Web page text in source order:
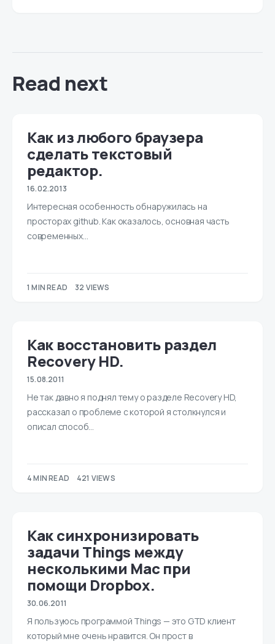
Read next
Как из любого браузера
сделать текстовый
редактор.
16.02.2013
Интересная особенность обнаружилась на
просторах github. Как оказалось, основная часть
современных…
1 MIN READ 32 VIEWS
Как восстановить раздел
Recovery HD.
15.08.2011
Не так давно я поднял тему о разделе Recovery HD,
рассказал о проблеме с которой я столкнулся и
описал способ…
4 MIN READ 421 VIEWS
Как синхронизировать
задачи Things между
несколькими Mac при
помощи Dropbox.
30.06.2011
Я пользуюсь программой Things — это GTD клиент
который мне очень нравится. Он прост в